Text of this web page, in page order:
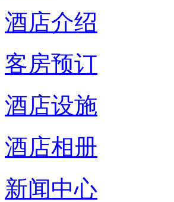
酒店介绍
客房预订
酒店设施
酒店相册
新闻中心